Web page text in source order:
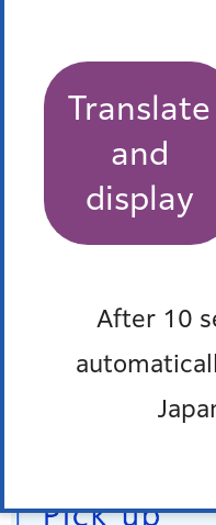
Translate
and
display
After 10
Pick up
オンラインサービス
窓口混雑状況